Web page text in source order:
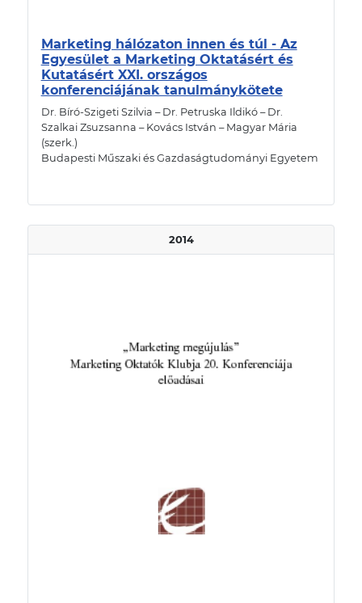
Marketing hálózaton innen és túl - Az
Egyesület a Marketing Oktatásért és
Kutatásért XXI. országos
konferenciájának tanulmánykötete
Dr. Bíró-Szigeti Szilvia – Dr. Petruska Ildikó – Dr.
Szalkai Zsuzsanna – Kovács István – Magyar Mária
(szerk.)
Budapesti Műszaki és Gazdaságtudományi Egyetem
2014